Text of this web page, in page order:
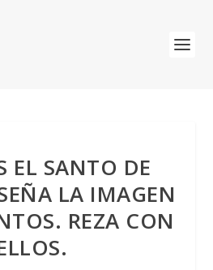
EL SANTO DE
LA IMAGEN
REZA CON